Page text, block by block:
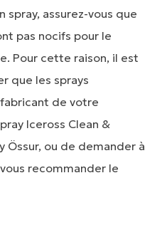
spray, assurez-vous que
pas nocifs pour le
Pour cette raison, il est
que les sprays
de votre
Iceross Clean &
Össur, ou de demander à
recommander le